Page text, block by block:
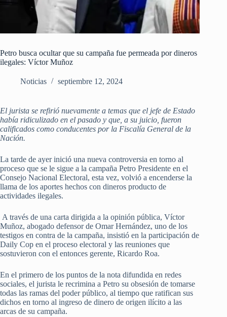
Petro busca ocultar que su campaña fue permeada por dineros
ilegales: Víctor Muñoz
Noticias septiembre 12, 2024
El jurista se refirió nuevamente a temas que el jefe de Estado
había ridiculizado en el pasado y que, a su juicio, fueron
calificados como conducentes por la Fiscalía General de la
Nación.
La tarde de ayer inició una nueva controversia en torno al
proceso que se le sigue a la campaña Petro Presidente en el
Consejo Nacional Electoral, esta vez, volvió a encenderse la
llama de los aportes hechos con dineros producto de
actividades ilegales.
A través de una carta dirigida a la opinión pública, Víctor
Muñoz, abogado defensor de Omar Hernández, uno de los
testigos en contra de la campaña, insistió en la participación de
Daily Cop en el proceso electoral y las reuniones que
sostuvieron con el entonces gerente, Ricardo Roa.
En el primero de los puntos de la nota difundida en redes
sociales, el jurista le recrimina a Petro su obsesión de tomarse
todas las ramas del poder público, al tiempo que ratifican sus
dichos en torno al ingreso de dinero de origen ilícito a las
arcas de su campaña.